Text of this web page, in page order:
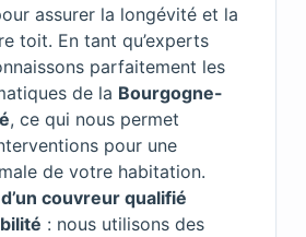
assurer la longévité et la
toit. En tant qu’experts
parfaitement les
de la Bourgogne-
, ce qui nous permet
pour une
de votre habitation.
couvreur qualifié
: nous utilisons des